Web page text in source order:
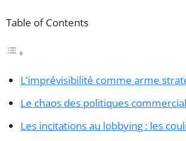
Table of Contents
L’imprévisibilité comme arme
Le chaos des politiques
Les incitations au lobbying : les